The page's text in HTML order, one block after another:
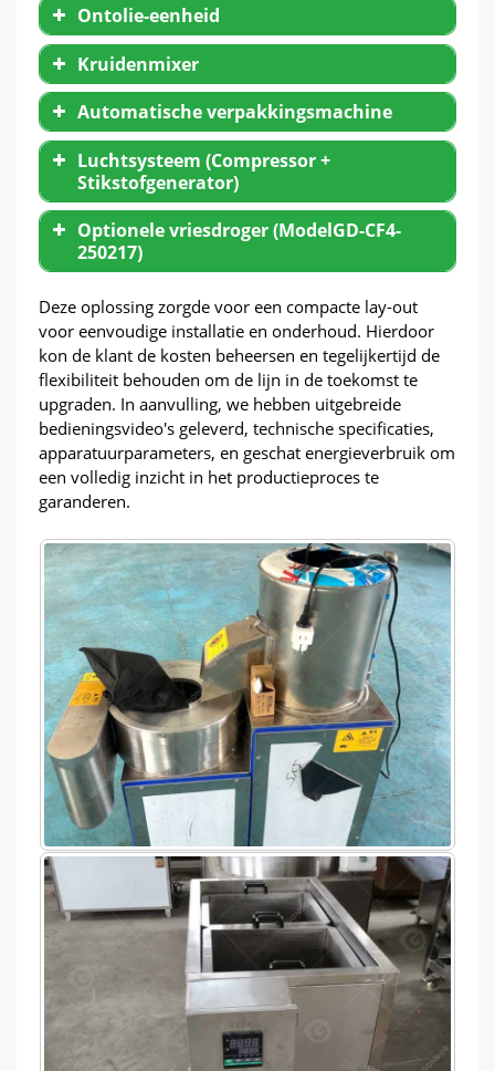
Ontolie-eenheid
Kruidenmixer
Automatische verpakkingsmachine
Luchtsysteem (Compressor +
Stikstofgenerator)
Optionele vriesdroger (ModelGD-CF4-
250217)
Deze oplossing zorgde voor een compacte lay-out
voor eenvoudige installatie en onderhoud. Hierdoor
kon de klant de kosten beheersen en tegelijkertijd de
flexibiliteit behouden om de lijn in de toekomst te
upgraden. In aanvulling, we hebben uitgebreide
bedieningsvideo's geleverd, technische specificaties,
apparatuurparameters, en geschat energieverbruik om
een ​​volledig inzicht in het productieproces te
garanderen.